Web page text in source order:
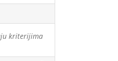
kriterijima